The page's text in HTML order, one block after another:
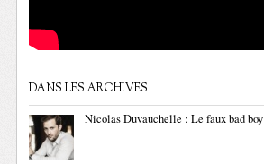
DANS LES ARCHIVES
Nicolas Duvauchelle : Le faux bad boy